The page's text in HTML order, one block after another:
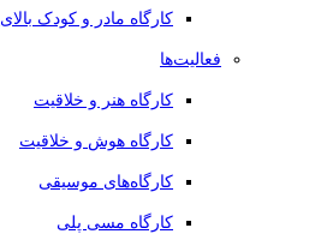
کارگاه مادر و کودک بالای 4 سال
فعالیت‌ها
کارگاه هنر و خلاقیت
کارگاه هوش و خلاقیت
کارگاه‌های موسیقی
کارگاه مسی پلی